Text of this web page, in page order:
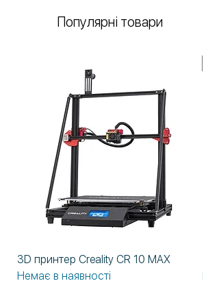
Популярні товари
3D принтер Creality CR 10 MAX
Немає в наявності